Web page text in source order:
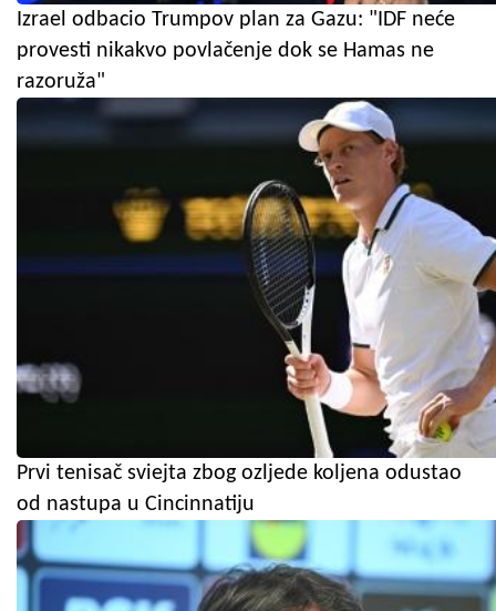
Izrael odbacio Trumpov plan za Gazu: "IDF neće
provesti nikakvo povlačenje dok se Hamas ne
razoruža"
Prvi tenisač sviejta zbog ozljede koljena odustao
od nastupa u Cincinnatiju